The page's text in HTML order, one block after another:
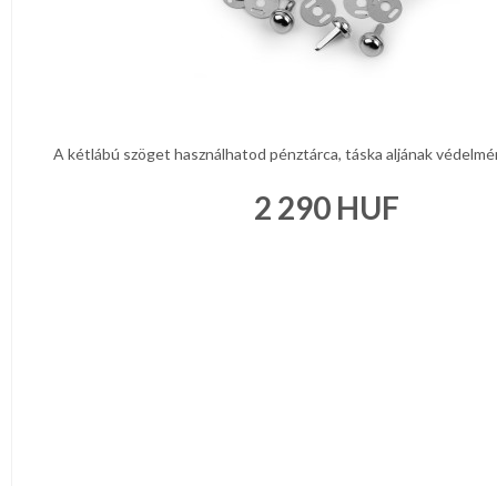
A kétlábú szöget használhatod pénztárca, táska aljának
2 290 HUF